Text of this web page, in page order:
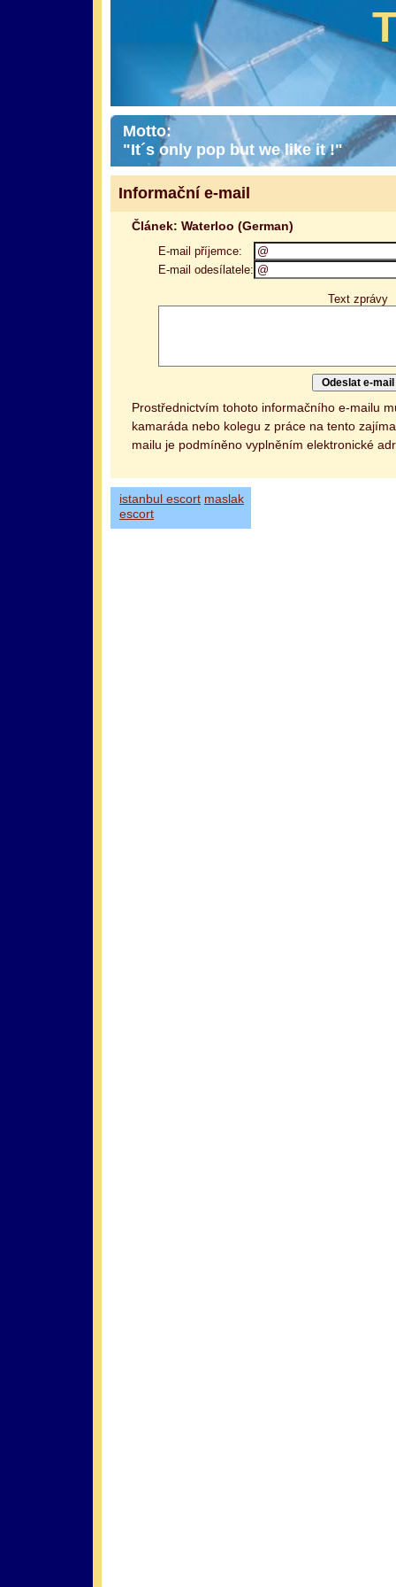
Motto:
"It´s only pop but we like it !"
Informační e-mail
Článek: Waterloo (German)
E-mail příjemce:
E-mail odesílatele:
Text zprávy
Prostřednictvím tohoto informačního e-mailu
kamaráda nebo kolegu z práce na tento
mailu je podmíněno vyplněním elektronické
istanbul escort maslak
escort